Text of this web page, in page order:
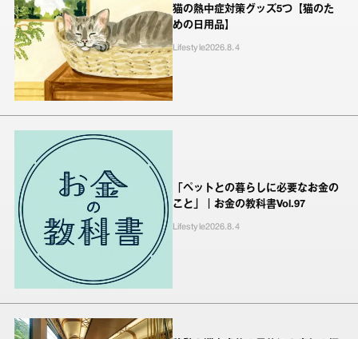
猫の熱中症対策グッズ5つ【猫のた
めの日用品】
Lifestyle2026.8.4
「ペットとの暮らしに必要なお金の
こと」｜お金の教科書Vol.97
Lifestyle2026.8.4